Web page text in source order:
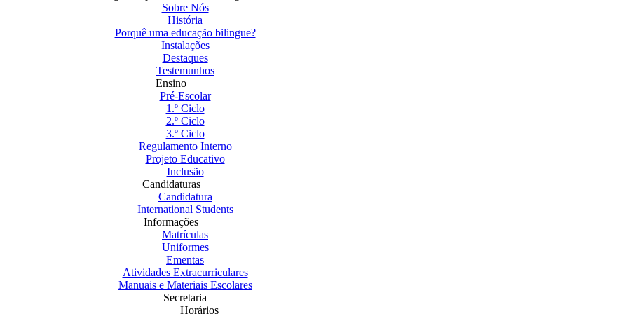
Sobre Nós
História
Porquê uma educação bilingue?
Instalações
Destaques
Testemunhos
Ensino
Pré-Escolar
1.º Ciclo
2.º Ciclo
3.º Ciclo
Regulamento Interno
Projeto Educativo
Inclusão
Candidaturas
Candidatura
International Students
Informações
Matrículas
Uniformes
Ementas
Atividades Extracurriculares
Manuais e Materiais Escolares
Secretaria
Horários